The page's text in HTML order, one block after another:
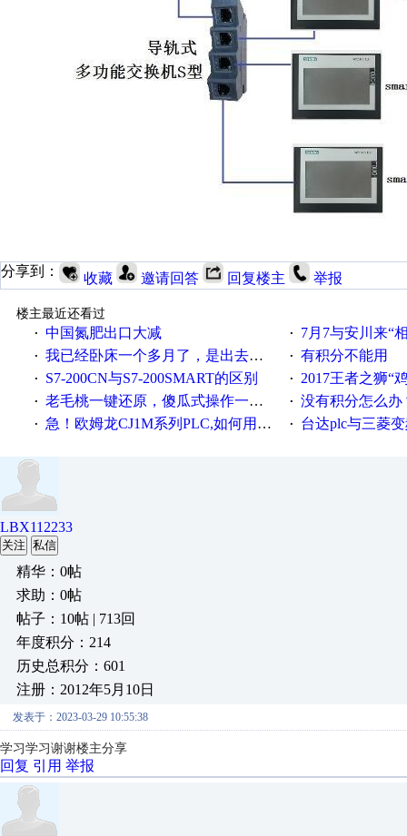
分享到： 收藏 邀请回答 回复楼主 举报
楼主最近还看过
· 中国氮肥出口大减 · 7月7与安川来“
· 我已经卧床一个多月了，是出去安装机械手在高速遭遇车祸所致:大家工作都要特别注意啊 · 有积分不能用
· S7-200CN与S7-200SMART的区别 · 2017王者之狮“鸡”情签到
· 老毛桃一键还原，傻瓜式操作一键轻松备份还原；程序为向导式安装，一键即可实现自动备份或还原系统。 · 没有积分怎么办
· 急！欧姆龙CJ1M系列PLC,如何用时间控制变频器。要求时间在组态王中可以自由输入！拜托各位大神了！ · 台达plc与三菱
LBX112233
关注 私信
精华：0帖
求助：0帖
帖子：10帖 | 713回
年度积分：214
历史总积分：601
注册：2012年5月10日
发表于：2023-03-29 10:55:38
学习学习谢谢楼主分享
回复 引用 举报